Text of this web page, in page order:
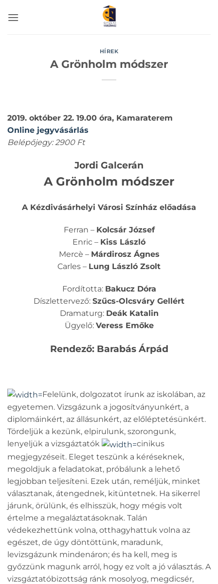
HÍREK
A Grönholm módszer
2019. október 22. 19.00 óra, Kamaraterem
Online jegyvásárlás
Belépőjegy: 2900 Ft
Jordi Galcerán
A Grönholm módszer
A Kézdivásárhelyi Városi Színház előadása
Ferran – Kolcsár József
Enric – Kiss László
Mercè – Márdirosz Ágnes
Carles – Lung László Zsolt
Fordította: Bakucz Dóra
Díszlettervező: Szűcs-Olcsváry Gellért
Dramaturg: Deák Katalin
Ügyelő: Veress Emőke
Rendező: Barabás Árpád
Felelünk, dolgozatot írunk az iskolában, az
egyetemen. Vizsgázunk a jogosítványunkért, a
diplomáinkért, az állásunkért, az előléptetésünkért.
Tördeljük a kezünk, elpirulunk, szorongunk,
lenyeljük a vizsgáztatók
cinikus
megjegyzéseit. Eleget teszünk a kéréseknek,
megoldjuk a feladatokat, próbálunk a lehető
legjobban teljesíteni. Ezek után, reméljük, minket
választanak, átengednek, kitüntetnek. Ha sikerrel
járunk, örülünk, és elhisszük, hogy mégis volt
értelme a megaláztatásoknak. Talán
védekezhettünk volna, otthagyhattuk volna az
egészet, de úgy döntöttünk, maradunk,
levizsgázunk mindenáron; és ha kell, meg is
győzzünk magunk arról, hogy ez volt a jó választás. A
vizsgáztatóbizottság ránk mosolyog, megdicsér,